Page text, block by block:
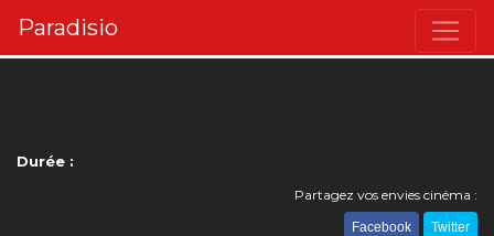
Paradisio
Durée :
Partagez vos envies cinéma :
Facebook Twitter